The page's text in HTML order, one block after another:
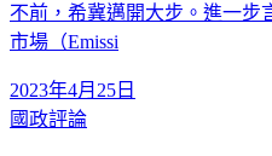
不前，希冀邁開大步。進一步
市場（Emissi
2023年4月25日
國政評論